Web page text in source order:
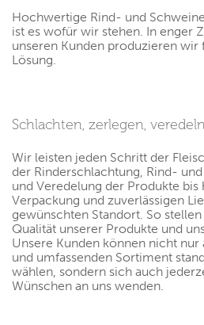
Hochwertige Rind- und
ist es wofür wir stehen. In enger
unseren Kunden produzieren wir
Lösung.
Schlachten, zerlegen,
Wir leisten jeden Schritt der
der Rinderschlachtung, Rind-
und Veredelung der Produkte bis
Verpackung und zuverlässigen
gewünschten Standort. So
Qualität unserer Produkte und
Unsere Kunden können nicht
und umfassenden Sortiment
wählen, sondern sich auch
Wünschen an uns wenden.